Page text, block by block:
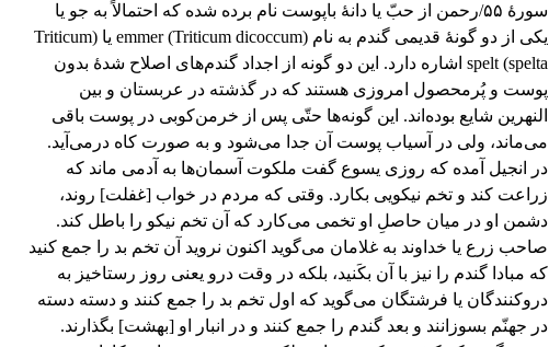
سورۀ ۵۵/رحمن از حبّ یا دانۀ باپوست نام برده شده که احتمالاً به جو یا
یکی از دو گونۀ قدیمی گندم به نام (Triticum dicoccum) emmer یا (Triticum
spelta) spelt اشاره دارد. این دو گونه از اجداد گندم‌های اصلاح شدۀ بدون
پوست و پُرمحصول امروزی هستند که در گذشته در عربستان و بین
النهرین شایع بوده‌اند. این گونه‌ها حتّی پس از خرمن‌کوبی در پوست باقی
می‌ماند، ولی در آسیاب پوست آن جدا می‌شود و به صورت کاه درمی‌آید.
در انجیل آمده که روزی یسوع گفت ملکوت آسمان‌ها به آدمی ماند که
زراعت کند و تخم نیکویی بکارد. وقتی که مردم در خواب [غفلت] روند،
دشمن او در میان حاصلِ او تخمی می‌کارد که آن تخم نیکو را باطل کند.
صاحب زرع یا خداوند به غلامان می‌گوید اکنون نروید آن تخم بد را جمع کنید
که مبادا گندم را نیز با آن بکَنید، بلکه در وقت درو یعنی روز رستاخیز به
دروکنندگان یا فرشتگان می‌گوید که اول تخم بد را جمع کنند و دسته دسته
در جهنّم بسوزانند و بعد گندم را جمع کنند و در انبار او [بهشت] بگذارند.